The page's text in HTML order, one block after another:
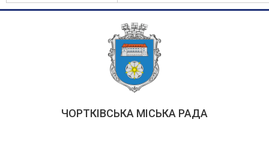
ЧОРТКІВСЬКА МІСЬКА РАДА